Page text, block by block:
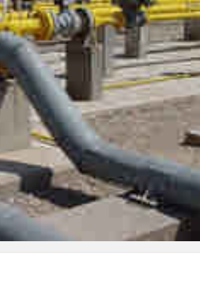
*جهان
بین الملل
آسیای غربی
آمریکا و اروپا